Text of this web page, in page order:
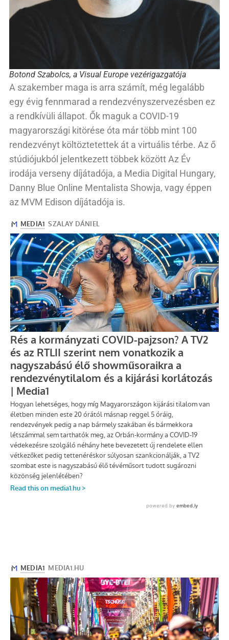
Botond Szabolcs, a Visual Europe vezérigazgatója
A szakember maga is arra számít, még legalább
egy évig fennmarad a rendezvényszervezésben ez
a rendkívüli állapot. Ők maguk a COVID-19
magyarországi kitörése óta már több mint 100
rendezvényt költöztetettek át a virtuális térbe. Az ő
stúdiójukból jelentkezett többek között Az Év
irodája verseny díjátadója, a Media Digital Hungary,
Danny Blue Online Mentalista Showja, vagy éppen
az MVM Edison díjátadója is.